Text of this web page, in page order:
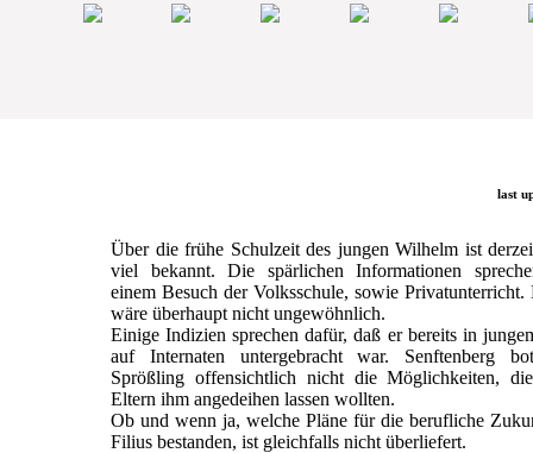
last
Über die frühe Schulzeit des jungen Wilhelm ist
viel bekannt. Die spärlichen Informationen
einem Besuch der Volksschule, sowie Privatunterricht.
wäre überhaupt nicht ungewöhnlich.
Einige Indizien sprechen dafür, daß er bereits in
auf Internaten untergebracht war. Senftenberg
Sprößling offensichtlich nicht die Möglichkeiten,
Eltern ihm angedeihen lassen wollten.
Ob und wenn ja, welche Pläne für die berufliche
Filius bestanden, ist gleichfalls nicht überliefert.